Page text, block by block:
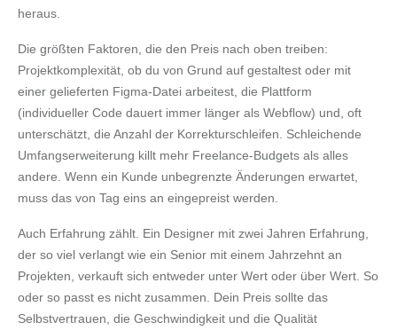
heraus.
Die größten Faktoren, die den Preis nach oben treiben:
Projektkomplexität, ob du von Grund auf gestaltest oder mit
einer gelieferten Figma-Datei arbeitest, die Plattform
(individueller Code dauert immer länger als Webflow) und, oft
unterschätzt, die Anzahl der Korrekturschleifen. Schleichende
Umfangserweiterung killt mehr Freelance-Budgets als alles
andere. Wenn ein Kunde unbegrenzte Änderungen erwartet,
muss das von Tag eins an eingepreist werden.
Auch Erfahrung zählt. Ein Designer mit zwei Jahren Erfahrung,
der so viel verlangt wie ein Senior mit einem Jahrzehnt an
Projekten, verkauft sich entweder unter Wert oder über Wert. So
oder so passt es nicht zusammen. Dein Preis sollte das
Selbstvertrauen, die Geschwindigkeit und die Qualität